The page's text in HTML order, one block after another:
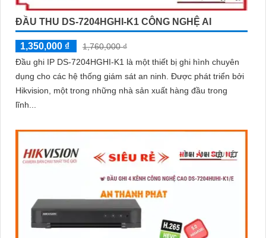
ĐẦU THU DS-7204HGHI-K1 CÔNG NGHỆ AI
1,350,000 ₫
1,760,000 ₫
Đầu ghi IP DS-7204HGHI-K1 là một thiết bị ghi hình chuyên
dụng cho các hệ thống giám sát an ninh. Được phát triển bởi
Hikvision, một trong những nhà sản xuất hàng đầu trong
lĩnh...